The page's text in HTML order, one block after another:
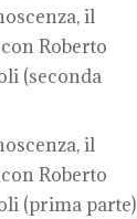
il
Roberto
(seconda
il
Roberto
(prima parte)